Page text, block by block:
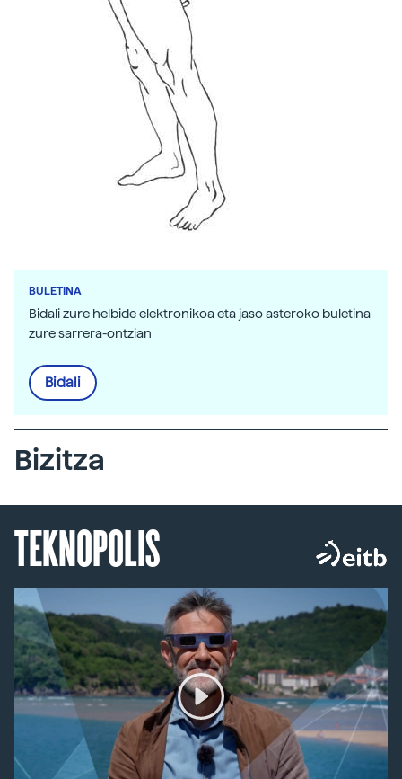
BULETINA
Bidali zure helbide elektronikoa eta jaso asteroko buletina
zure sarrera-ontzian
Bidali
Bizitza
TEKNOPOLIS